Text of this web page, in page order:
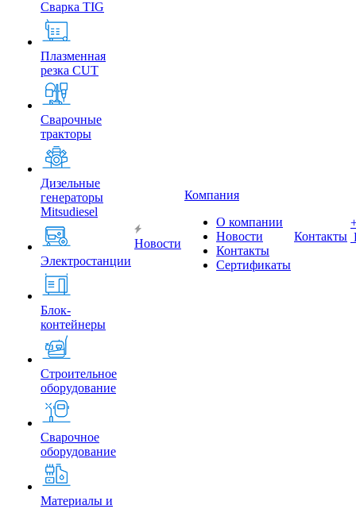
Сварка TIG
Плазменная
резка CUT
Сварочные
тракторы
Дизельные
генераторы
Mitsudiesel
Электростанции
Блок-
контейнеры
Строительное
оборудование
Сварочное
оборудование
Материалы и
Новости
Компания
О компании
Новости
Контакты
Сертификаты
Контакты